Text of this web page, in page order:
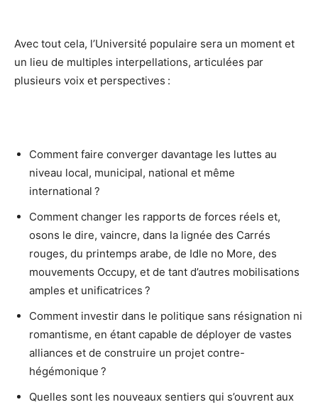
Avec tout cela, l’Université populaire sera un moment et
un lieu de multiples interpellations, articulées par
plusieurs voix et perspectives :
Comment faire converger davantage les luttes au
niveau local, municipal, national et même
international ?
Comment changer les rapports de forces réels et,
osons le dire, vaincre, dans la lignée des Carrés
rouges, du printemps arabe, de Idle no More, des
mouvements Occupy, et de tant d’autres mobilisations
amples et unificatrices ?
Comment investir dans le politique sans résignation ni
romantisme, en étant capable de déployer de vastes
alliances et de construire un projet contre-
hégémonique ?
Quelles sont les nouveaux sentiers qui s’ouvrent aux